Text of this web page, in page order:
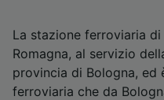
La stazione ferroviaria
Romagna, al servizio
provincia di Bologna, ed
ferroviaria che da